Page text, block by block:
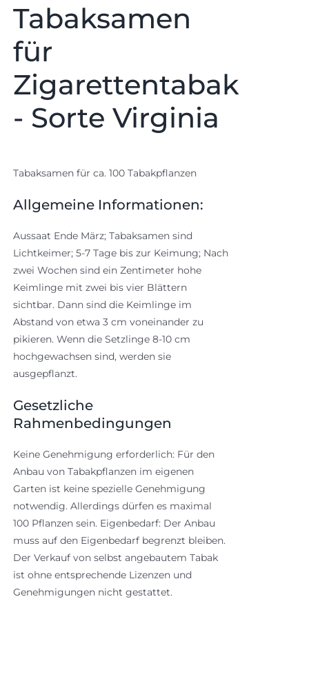
Tabaksamen
für
Zigarettentabak
- Sorte Virginia
Tabaksamen für ca. 100 Tabakpflanzen
Allgemeine Informationen:
Aussaat Ende März; Tabaksamen sind
Lichtkeimer; 5-7 Tage bis zur Keimung; Nach
zwei Wochen sind ein Zentimeter hohe
Keimlinge mit zwei bis vier Blättern
sichtbar. Dann sind die Keimlinge im
Abstand von etwa 3 cm voneinander zu
pikieren. Wenn die Setzlinge 8-10 cm
hochgewachsen sind, werden sie
ausgepflanzt.
Gesetzliche
Rahmenbedingungen
Keine Genehmigung erforderlich: Für den
Anbau von Tabakpflanzen im eigenen
Garten ist keine spezielle Genehmigung
notwendig. Allerdings dürfen es maximal
100 Pflanzen sein. Eigenbedarf: Der Anbau
muss auf den Eigenbedarf begrenzt bleiben.
Der Verkauf von selbst angebautem Tabak
ist ohne entsprechende Lizenzen und
Genehmigungen nicht gestattet.